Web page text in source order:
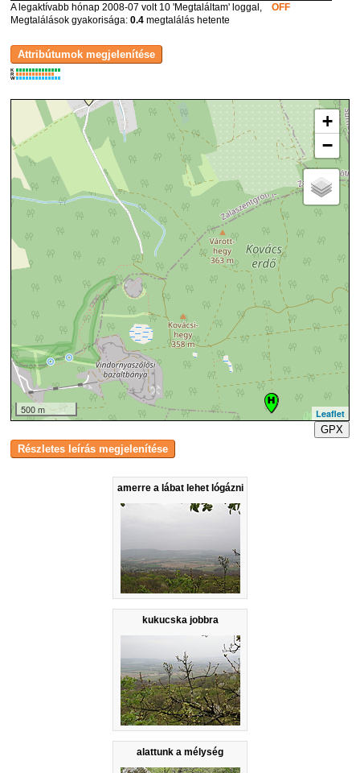
amerre a lábat lehet lógázni
kukucska jobbra
alattunk a mélység
A legaktívabb hónap 2008-07 volt 10 'Megtaláltam' loggal,OFF
Megtalálások gyakorisága:0.4 megtalálás hetente
K
R
W
+
−
500 m
Leaflet
GPX